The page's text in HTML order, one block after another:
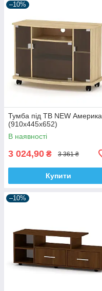
–10%
Тумба під ТВ NEW Америка
(910х445х652)
В наявності
3 024,90 ₴ 3 361 ₴
Купити
–10%